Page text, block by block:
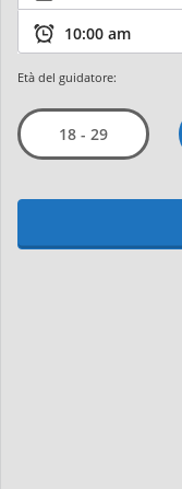
Età del guidatore:
18 - 29